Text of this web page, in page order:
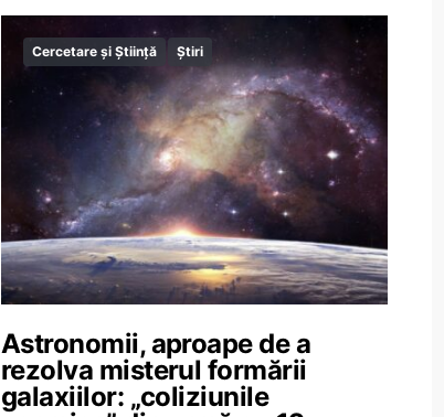
Cercetare și Știință Știri
Astronomii, aproape de a
rezolva misterul formării
galaxiilor: „coliziunile